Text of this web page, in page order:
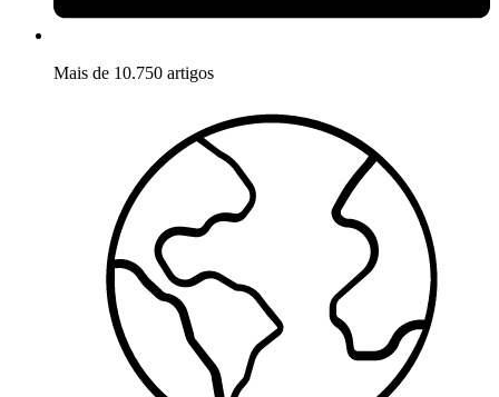
Mais de 10.750 artigos